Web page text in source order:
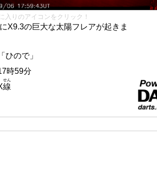
入りのアイコンをクリック！
X9.3の巨大な太陽フレアが起きま
「ひので」
時59分
線
せん